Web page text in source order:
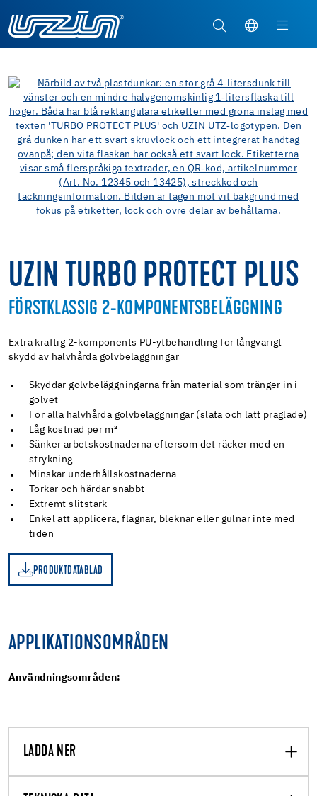
UZIN TURBO PROTECT PLUS
FÖRSTKLASSIG 2-KOMPONENTSBELÄGGNING
Extra kraftig 2-komponents PU-ytbehandling för långvarigt
skydd av halvhårda golvbeläggningar
Skyddar golvbeläggningarna från material som tränger in i
golvet
För alla halvhårda golvbeläggningar (släta och lätt präglade)
Låg kostnad per m²
Sänker arbetskostnaderna eftersom det räcker med en
strykning
Minskar underhållskostnaderna
Torkar och härdar snabbt
Extremt slitstark
Enkel att applicera, flagnar, bleknar eller gulnar inte med
tiden
PRODUKTDATABLAD
APPLIKATIONSOMRÅDEN
Användningsområden:
LADDA NER